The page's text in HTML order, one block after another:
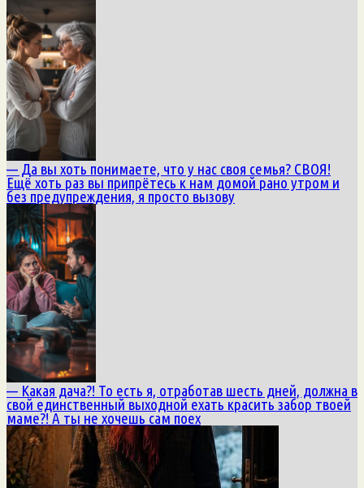
— Да вы хоть понимаете, что у нас своя семья? СВОЯ!
Ещё хоть раз вы припрётесь к нам домой рано утром и
без предупреждения, я просто вызову
— Какая дача?! То есть я, отработав шесть дней, должна в
свой единственный выходной ехать красить забор твоей
маме?! А ты не хочешь сам поех